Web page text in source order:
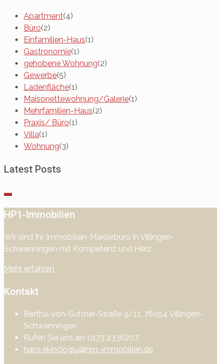
Apartment(4)
Büro(2)
Einfamilien-Haus(1)
Gastronomie(1)
gehobene Wohnung(2)
Gewerbe(5)
Ladenfläche(1)
Maisonettewohnung/Galerie(1)
Mehrfamilien-Haus(2)
Praxis/ Büro(1)
Villa(1)
Wohnung(3)
Latest Posts
HP1-Immobilien
Wir sind Ihr Immobilien-Maklerbüro in Villingen-
Schwenningen mit Kompetenz und Herz.
Mehr erfahren
Kontakt
Bertha-von-Suttner-Straße 9/11, 78054 Villingen-
Schwenningen
Rufen Sie uns an: 0173 2336207
hans.ekincioglu@hp1-immobilien.de